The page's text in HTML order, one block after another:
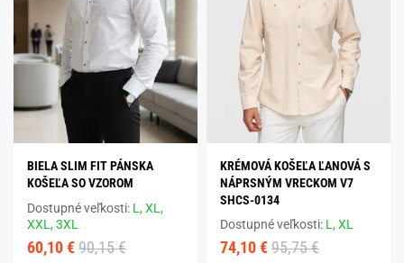
BIELA SLIM FIT PÁNSKA
KOŠEĽA SO VZOROM
Dostupné veľkosti: L,XL,
XXL,3XL
60,10 € 90,15 €
KRÉMOVÁ KOŠEĽA ĽANOVÁ S
NÁPRSNÝM VRECKOM V7
SHCS-0134
Dostupné veľkosti: L,XL
74,10 € 95,75 €